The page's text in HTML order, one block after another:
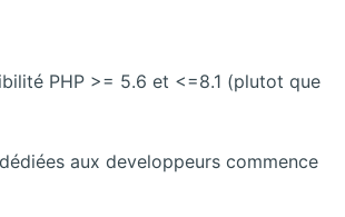
PHP >= 5.6 et <=8.1 (plutot que
aux developpeurs commence